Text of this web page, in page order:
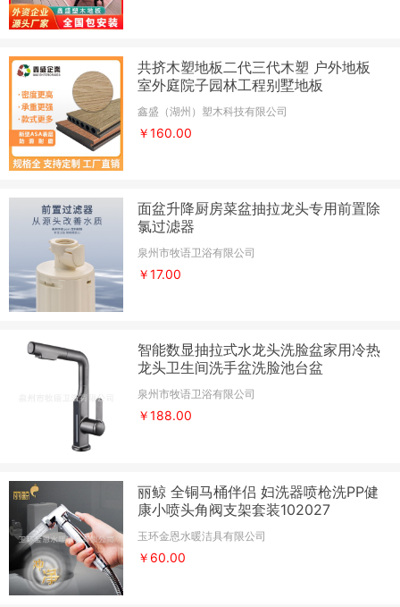
共挤木塑地板二代三代木塑 户外地板
室外庭院子园林工程别墅地板
鑫盛（湖州）塑木科技有限公司
￥160.00
面盆升降厨房菜盆抽拉龙头专用前置除
氯过滤器
泉州市牧语卫浴有限公司
￥17.00
智能数显抽拉式水龙头洗脸盆家用冷热
龙头卫生间洗手盆洗脸池台盆
泉州市牧语卫浴有限公司
￥188.00
丽鲸 全铜马桶伴侣 妇洗器喷枪洗PP健
康小喷头角阀支架套装102027
玉环金恩水暖洁具有限公司
￥60.00